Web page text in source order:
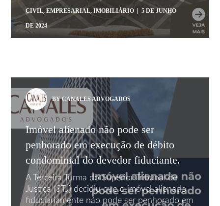
CIVIL,EMPRESARIAL,IMOBILIÁRIO 5 DE JUNHO
DE 2024
BY CANALES ADVOGADOS
Imóvel alienado não pode ser
penhorado em execução de débito
condominial do devedor fiduciante.
A Terceira Turma do Superior Tribunal de
Justiça (STJ) decidiu que o imóvel alienado
fiduciariamente não pode ser penhorado em